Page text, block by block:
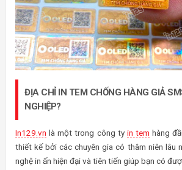
Mọi chi tiết xin vui lòng liên hệ theo thông tin:
CÔNG TY CỔ PHẦN IN129.VN
Địa chỉ: Số 129 đường Khương Trung,
phố Hà Nội (Xem bản đồ)
Hotline:0986.485.482–0947.736.786
Điện thoại:
Email: info@in129.vn–